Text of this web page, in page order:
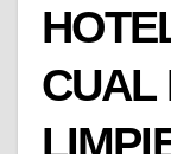
CUAL